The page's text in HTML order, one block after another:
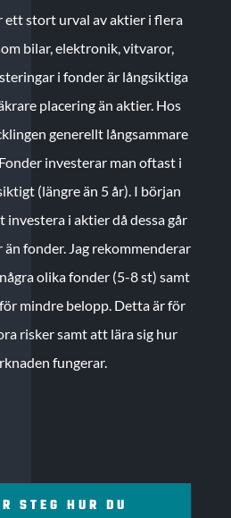
ett stort urval av aktier i flera
bilar, elektronik, vitvaror,
i fonder är långsiktiga
placering än aktier. Hos
generellt långsammare
investerar man oftast i
(längre än 5 år). I början
investera i aktier då dessa går
än fonder. Jag rekommenderar
olika fonder (5-8 st) samt
mindre belopp. Detta är för
risker samt att lära sig hur
fungerar.
STEG HUR DU